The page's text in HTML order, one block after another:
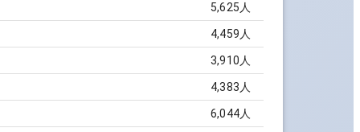
5,625 人
4,459 人
3,910 人
4,383 人
6,044人